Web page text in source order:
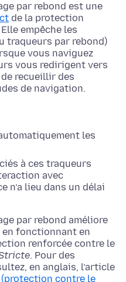
par rebond est une
de la protection
empêche les
traqueurs par rebond)
vous naviguez
vous redirigent vers
recueillir des
de navigation.
les
à ces traqueurs
avec
n’a lieu dans un délai
par rebond améliore
fonctionnant en
renforcée contre le
. Pour des
en anglais, l’article
(protection contre le